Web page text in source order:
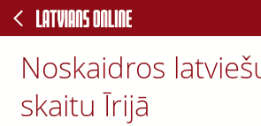
Noskaidros
skaitu Īrijā